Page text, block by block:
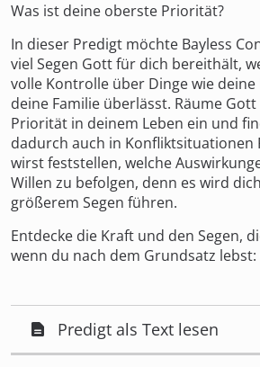
Was ist deine oberste Priorität?
In dieser Predigt möchte Bayless
viel Segen Gott für dich bereithält,
volle Kontrolle über Dinge wie
deine Familie überlässt. Räume
Priorität in deinem Leben ein und
dadurch auch in Konfliktsituationen
wirst feststellen, welche
Willen zu befolgen, denn es wird
größerem Segen führen.
Entdecke die Kraft und den Segen,
wenn du nach dem Grundsatz
Predigt als Text lesen